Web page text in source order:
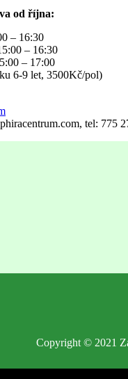
od října:
– 16:30
– 16:30
– 17:00
6-9 let, 3500Kč/pol)
, tel: 775
Copyright © 2021